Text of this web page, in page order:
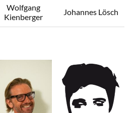
Wolfgang
Kienberger
Johannes Lösch